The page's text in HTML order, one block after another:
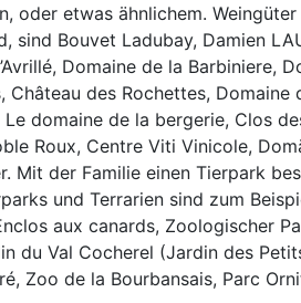
oder etwas ähnlichem.
sind Bouvet Ladubay, Damien
Domaine de la Barbiniere,
des Rochettes, Domaine
domaine de la bergerie, Clos
Roux, Centre Viti Vinicole,
Mit der Familie einen Tierpark
und Terrarien sind zum
aux canards, Zoologischer
du Val Cocherel (Jardin des
Zoo de la Bourbansais, Parc